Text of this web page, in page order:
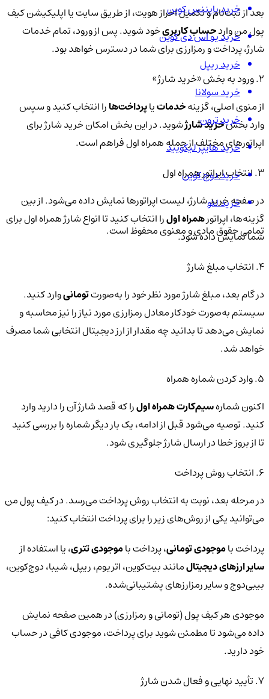
بعد از ثبت‌نام و تکمیل احراز هویت، از طریق سایت یا اپلیکیشن کیف
پول من واردحساب کاربریخود شوید. پس از ورود، تمام خدمات
شارژ، پرداخت و رمزارزی برای شما در دسترس خواهد بود.
از منوی اصلی، گزینهخدماتیاپرداخت‌هارا انتخاب کنید و سپس
وارد بخشخرید شارژشوید. در این بخش امکان خرید شارژ برای
اپراتورهای مختلف از جمله همراه اول فراهم است.
3. انتخاب اپراتور همراه اول
در صفحه خرید شارژ، لیست اپراتورها نمایش داده می‌شود. از بین
گزینه‌ها، اپراتورهمراه اولرا انتخاب کنید تا انواع شارژ همراه اول برای
شما نمایش داده شود.
4. انتخاب مبلغ شارژ
در گام بعد، مبلغ شارژ مورد نظر خود را به‌صورتتومانیوارد کنید.
سیستم به‌صورت خودکار معادل رمزارزی مورد نیاز را نیز محاسبه و
نمایش می‌دهد تا بدانید چه مقدار از ارز دیجیتال انتخابی شما مصرف
خواهد شد.
5. وارد کردن شماره همراه
اکنون شمارهسیم‌کارت همراه اولرا که قصد شارژ آن را دارید وارد
کنید. توصیه می‌شود قبل از ادامه، یک بار دیگر شماره را بررسی کنید
تا از بروز خطا در ارسال شارژ جلوگیری شود.
در مرحله بعد، نوبت به انتخاب روش پرداخت می‌رسد. در کیف پول من
می‌توانید یکی از روش‌های زیر را برای پرداخت انتخاب کنید:
پرداخت باموجودی تومانی، پرداخت باموجودی تتری، یا استفاده از
سایر ارزهای دیجیتالمانند بیت‌کوین، اتریوم، ریپل، شیبا، دوج‌کوین،
بیبی‌دوج و سایر رمزارزهای پشتیبانی‌شده.
موجودی هر کیف پول (تومانی و رمزارزی) در همین صفحه نمایش
داده می‌شود تا مطمئن شوید برای پرداخت، موجودی کافی در حساب
خود دارید.
7. تأیید نهایی و فعال شدن شارژ
خرید بایننس کوین
خرید یو اس دی کوین
خرید ریپل
خرید سولانا
خرید ترون
خرید هایپر لیکویید
خرید دوج کوین
خرید لئو
تمامی حقوق مادی و معنوی محفوظ است.